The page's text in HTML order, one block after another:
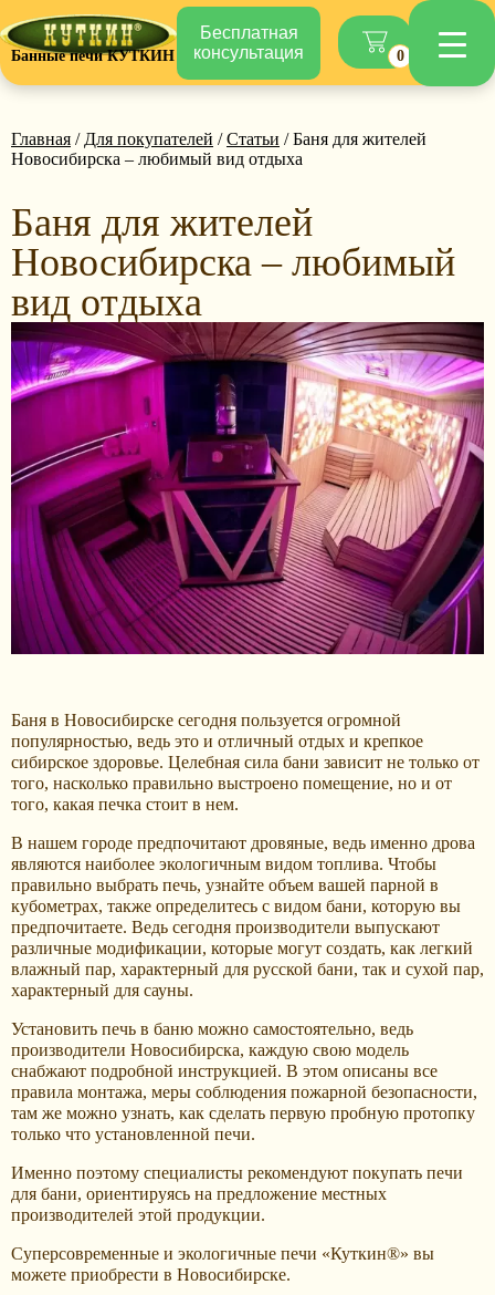
Банные печи КУТКИН
Бесплатная
консультация
0
Главная / Для покупателей /Статьи / Баня для жителей
Новосибирска – любимый вид отдыха
Баня для жителей
Новосибирска – любимый
вид отдыха
Баня в Новосибирске сегодня пользуется огромной
популярностью, ведь это и отличный отдых и крепкое
сибирское здоровье. Целебная сила бани зависит не только от
того, насколько правильно выстроено помещение, но и от
того, какая печка стоит в нем.
В нашем городе предпочитают дровяные, ведь именно дрова
являются наиболее экологичным видом топлива. Чтобы
правильно выбрать печь, узнайте объем вашей парной в
кубометрах, также определитесь с видом бани, которую вы
предпочитаете. Ведь сегодня производители выпускают
различные модификации, которые могут создать, как легкий
влажный пар, характерный для русской бани, так и сухой пар,
характерный для сауны.
Установить печь в баню можно самостоятельно, ведь
производители Новосибирска, каждую свою модель
снабжают подробной инструкцией. В этом описаны все
правила монтажа, меры соблюдения пожарной безопасности,
там же можно узнать, как сделать первую пробную протопку
только что установленной печи.
Именно поэтому специалисты рекомендуют покупать печи
для бани, ориентируясь на предложение местных
производителей этой продукции.
Суперсовременные и экологичные печи «Куткин®» вы
можете приобрести в Новосибирске.